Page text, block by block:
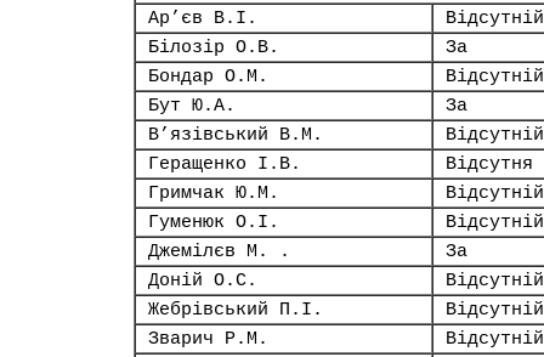
Ар’єв В.І.
Відсутній
Білозір О.В.
За
Бондар О.М.
Відсутній
Бут Ю.А.
За
В’язівський В.М.
Відсутній
Геращенко І.В.
Відсутня
Гримчак Ю.М.
Відсутній
Гуменюк О.І.
Відсутній
Джемілєв М. .
За
Доній О.С.
Відсутній
Жебрівський П.І.
Відсутній
Зварич Р.М.
Відсутній